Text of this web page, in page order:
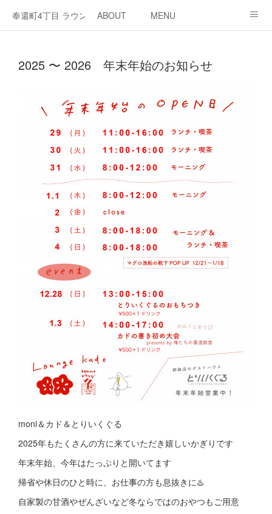
奉還町4丁目 ラウンジ・カド
ABOUT MENU
2025 〜 2026 年末年始のお知らせ
moni＆カド＆とりいくぐる
2025年もたくさんの方に来ていただき嬉しいかぎりです
年末年始、今年はたっぷりと開いてます
帰省や休日のひと時に、お仕事の方も息抜きに♨️
自家製の甘酒やぜんざいなど冬ならではのおやつもご用意